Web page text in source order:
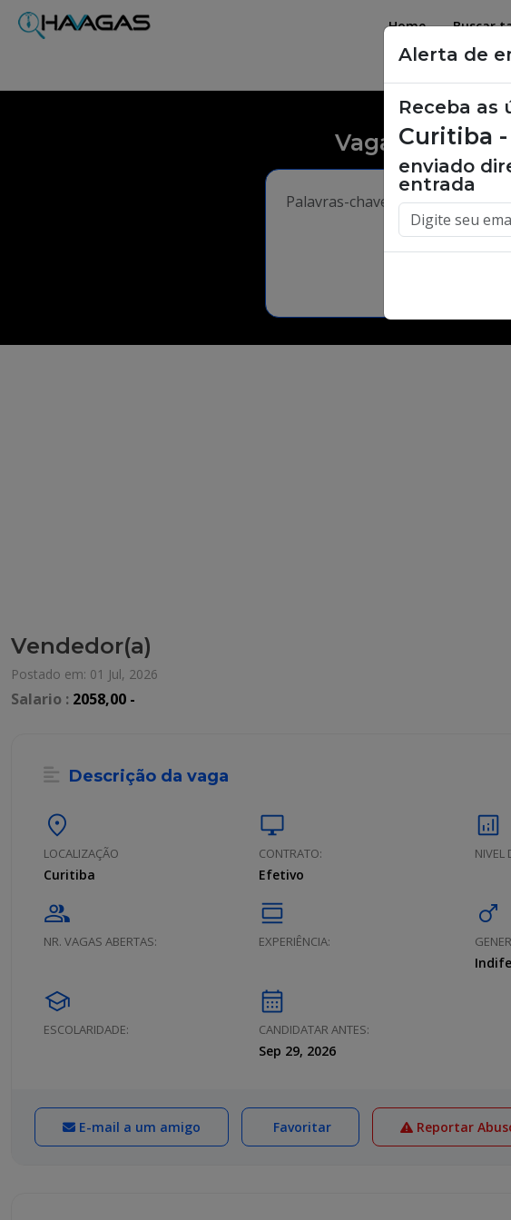
Home Buscar
Vagas de
Vendedor(a)
Postado em: 01 Jul, 2026
Salario : 2058,00 -
Descrição da vaga
location_on
LOCALIZAÇÃO
Curitiba
desktop_windows
CONTRATO:
Efetivo
analytics
NIVEL
group
NR. VAGAS ABERTAS:
calendar_view_day
EXPERIÊNCIA:
male
school
ESCOLARIDADE:
calendar_month
CANDIDATAR ANTES:
Sep 29, 2026
E-mail a um amigo Favoritar Reportar
Alerta de
Receba as
Curitiba
enviado
entrada